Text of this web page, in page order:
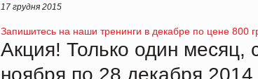
17 грудня 2015
Запишитесь на наши тренинги в декабре по цене 800
Акция! Только один месяц,
ноября по 28 декабря 2014